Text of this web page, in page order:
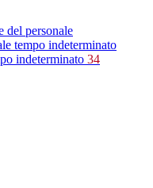
del personale
tempo indeterminato
indeterminato 34